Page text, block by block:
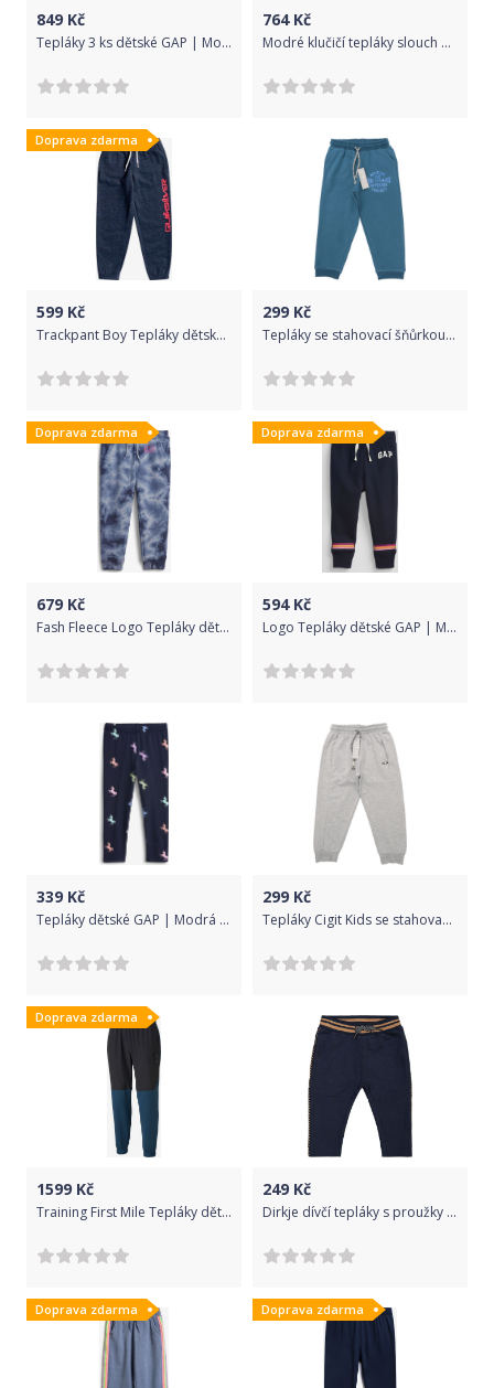
849 Kč
Tepláky 3 ks dětské GAP | Modrá Šedá | Chlapecké | 12-18 měsíců
764Kč
Modré klučičí tepláky slouch GAP - 98-110
Doprava zdarma
599 Kč
Trackpant Boy Tepláky dětské Quiksilver | Modrá | Chlapecké | 6
299 Kč
Tepláky se stahovací šňůrkou - 8-9let/128-134/Indigo modrá
Doprava zdarma
679 Kč
Fash Fleece Logo Tepláky dětské GAP | Modrá | Dívčí | 12-18 měsíců
Doprava zdarma
594Kč
Logo Tepláky dětské GAP | Modrá | Chlapecké | 3 roky
339 Kč
Tepláky dětské GAP | Modrá | Dívčí | 12-18 měsíců
299 Kč
Tepláky Cigit Kids se stahovací šňůrkou - 104-110/Modrá/97% Bavlna, 3% Elastan
Doprava zdarma
1599 Kč
Training First Mile Tepláky dětské Puma | Černá Modrá | Chlapecké | XL
249 Kč
Dirkje dívčí tepláky s proužky WD0407A 86 tmavě modrá
Doprava zdarma Doprava zdarma